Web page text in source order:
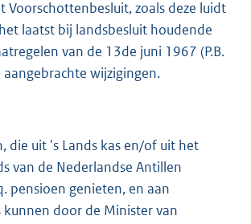
Voorschottenbesluit, zoals deze luidt
laatst bij landsbesluit houdende
van de 13de juni 1967 (P.B.
wijzigingen.
die uit 's Lands kas en/of uit het
van de Nederlandse Antillen
pensioen genieten, en aan
kunnen door de Minister van